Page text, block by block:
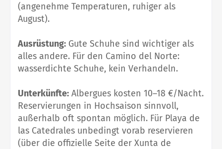
(angenehme Temperaturen, ruhiger als
August).
Ausrüstung: Gute Schuhe sind wichtiger als
alles andere. Für den Camino del Norte:
wasserdichte Schuhe, kein Verhandeln.
Unterkünfte: Albergues kosten 10–18 €/Nacht.
Reservierungen in Hochsaison sinnvoll,
außerhalb oft spontan möglich. Für Playa de
las Catedrales unbedingt vorab reservieren
(über die offizielle Seite der Xunta de